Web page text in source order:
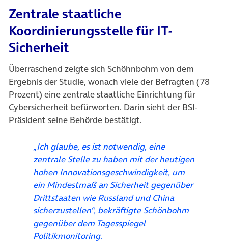
Zentrale staatliche
Koordinierungsstelle für IT-
Sicherheit
Überraschend zeigte sich Schöhnbohm von dem
Ergebnis der Studie, wonach viele der Befragten (78
Prozent) eine zentrale staatliche Einrichtung für
Cybersicherheit befürworten. Darin sieht der BSI-
Präsident seine Behörde bestätigt.
„Ich glaube, es ist notwendig, eine
zentrale Stelle zu haben mit der heutigen
hohen Innovationsgeschwindigkeit, um
ein Mindestmaß an Sicherheit gegenüber
Drittstaaten wie Russland und China
sicherzustellen“, bekräftigte Schönbohm
gegenüber dem Tagesspiegel
Politikmonitoring.